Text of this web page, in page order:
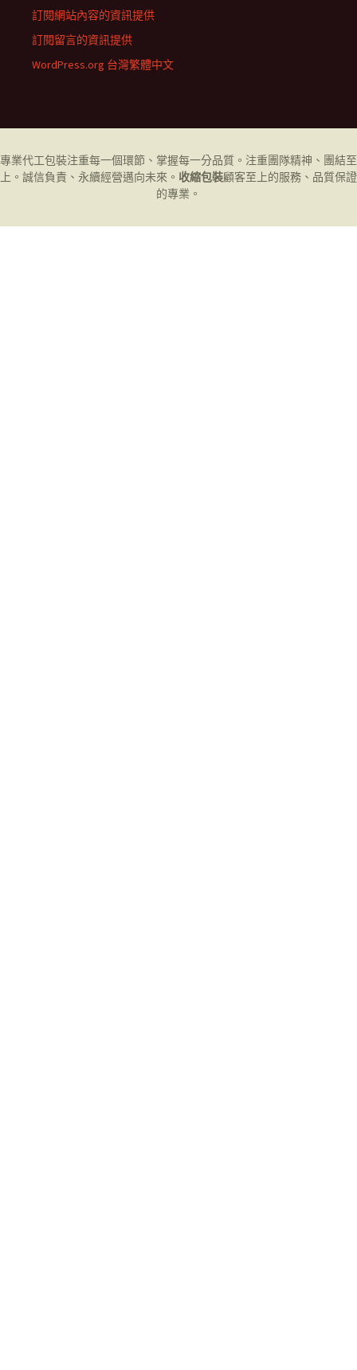
訂閱網站內容的資訊提供
訂閱留言的資訊提供
WordPress.org 台灣繁體中文
專業代工包裝注重每一個環節、掌握每一分品質。注重團隊精神、團結至
上。誠信負責、永續經營邁向未來。 收縮包裝顧客至上的服務、品質保證
的專業。